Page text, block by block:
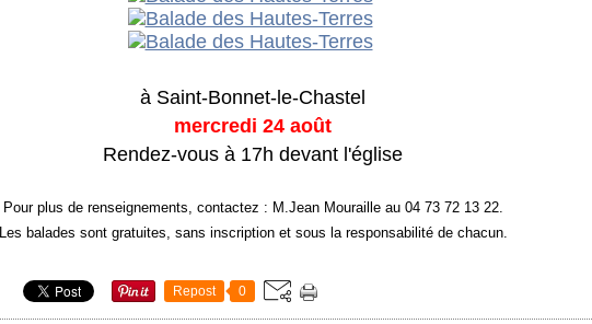
à Saint-Bonnet-le-Chastel
mercredi 24 août
Rendez-vous à 17h devant l'église
Pour plus de renseignements, contactez : M.Jean Mouraille au 04 73 72 13 22.
Les balades sont gratuites, sans inscription et sous la responsabilité de chacun.
Repost 0